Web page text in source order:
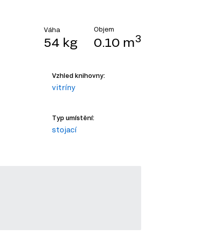
Váha
54 kg
Objem
0.10 m3
Vzhled knihovny:
vitríny
Typ umístění:
stojací